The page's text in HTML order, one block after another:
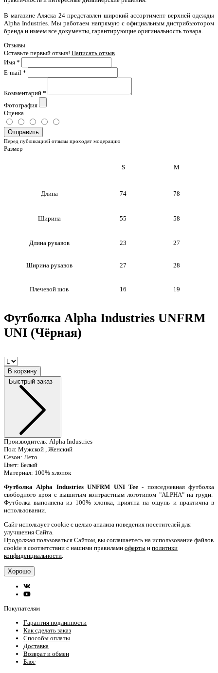
В магазине Аляска 24 представлен широкий ассортимент верхней одежды
Alpha Industries. Мы работаем напрямую с официальным дистрибьютором
бренда и имеем все документы, гарантирующие оригинальность товара.
Отзывы
Оставьте первый отзыв! Написать отзыв
Имя *
E-mail *
Комментарий *
Фотография
Оценка
Отправить
Перед публикацией отзывы проходят модерацию
Размер
S M
Длина 74 78
Ширина 55 58
Длина рукавов 23 27
Ширина рукавов 27 28
Плечевой шов 16 19
Футболка Alpha Industries UNFRM
UNI (Чёрная)
В корзину
Быстрый заказ
Производитель: Alpha Industries
Пол: Мужской , Женский
Сезон: Лето
Цвет: Белый
Материал: 100% хлопок
Футболка Alpha Industries UNFRM UNI Tee- повседневная футболка
свободного кроя с вышитым контрастным логотипом "ALPHA" на груди.
Футболка выполнена из 100% хлопка, приятна на ощупь и практична в
использовании.
Сайт использует cookie с целью анализа поведения посетителей для
улучшения Сайта.
Продолжая пользоваться Сайтом, вы соглашаетесь на использование файлов
cookie в соответствии с нашими правилами оферты и политики
конфиденциальности
Хорошо
Покупателям
Гарантия подлинности
Как сделать заказ
Способы оплаты
Доставка
Возврат и обмен
Блог